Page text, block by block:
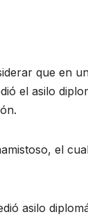
que en
el asilo
el
asilo